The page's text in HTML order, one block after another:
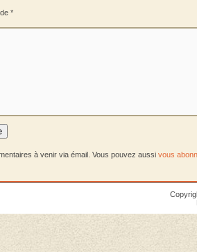
*
à venir via émail. Vous pouvez aussi vous